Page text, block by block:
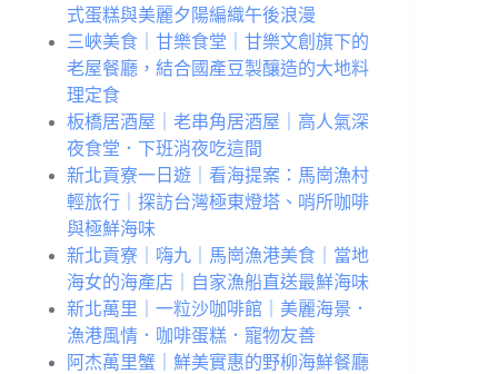
式蛋糕與美麗夕陽編織午後浪漫
三峽美食｜甘樂食堂｜甘樂文創旗下的
老屋餐廳，結合國產豆製釀造的大地料
理定食
板橋居酒屋｜老串角居酒屋｜高人氣深
夜食堂．下班消夜吃這間
新北貢寮一日遊｜看海提案：馬崗漁村
輕旅行｜探訪台灣極東燈塔、哨所咖啡
與極鮮海味
新北貢寮｜嗨九｜馬崗漁港美食｜當地
海女的海產店｜自家漁船直送最鮮海味
新北萬里｜一粒沙咖啡館｜美麗海景．
漁港風情．咖啡蛋糕．寵物友善
阿杰萬里蟹｜鮮美實惠的野柳海鮮餐廳